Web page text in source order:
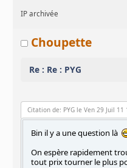
IP archivée
Choupette
Re : Re : PYG
Citation de: PYG le Ven 29 Juil 11
Bin il y a une question là
On espère rapidement
tout prix tourner le plus